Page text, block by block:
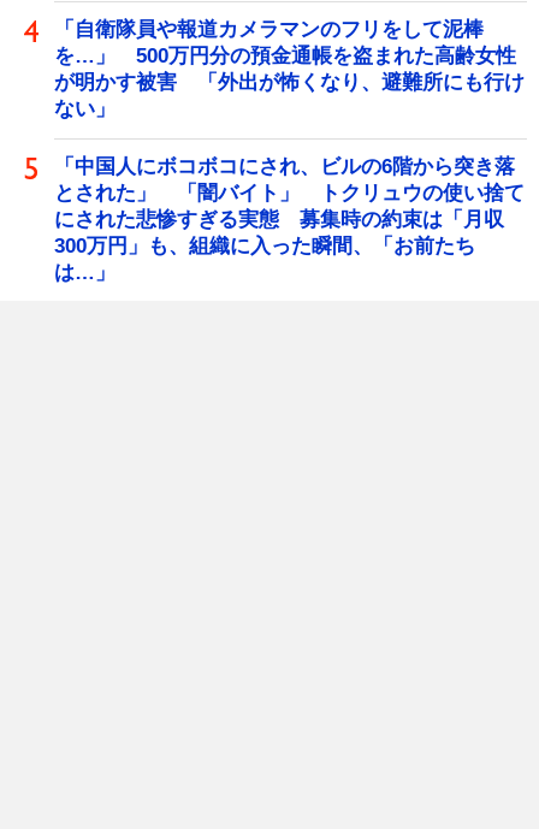
「自衛隊員や報道カメラマンのフリをして泥棒
を…」 500万円分の預金通帳を盗まれた高齢女性
が明かす被害 「外出が怖くなり、避難所にも行け
ない」
「中国人にボコボコにされ、ビルの6階から突き落
とされた」 「闇バイト」 トクリュウの使い捨て
にされた悲惨すぎる実態 募集時の約束は「月収
300万円」も、組織に入った瞬間、「お前たち
は…」